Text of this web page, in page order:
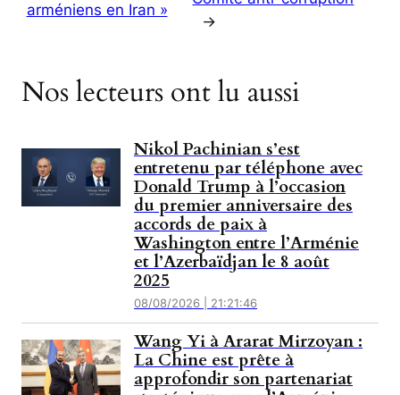
arméniens en Iran »
→
Nos lecteurs ont lu aussi
Nikol Pachinian s’est
entretenu par téléphone avec
Donald Trump à l’occasion
du premier anniversaire des
accords de paix à
Washington entre l’Arménie
et l’Azerbaïdjan le 8 août
2025
08/08/2026 | 21:21:46
Wang Yi à Ararat Mirzoyan :
La Chine est prête à
approfondir son partenariat